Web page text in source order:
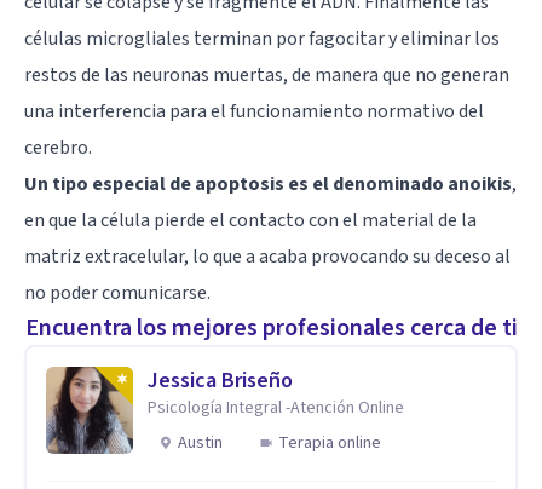
células microgliales terminan por fagocitar y eliminar los
restos de las neuronas muertas, de manera que no generan
una interferencia para el funcionamiento normativo del
cerebro.
Un tipo especial de apoptosis es el denominado anoikis,
en que la célula pierde el contacto con el material de la
matriz extracelular, lo que a acaba provocando su deceso al
no poder comunicarse.
Encuentra los mejores profesionales cerca de ti
Jessica Briseño
Psicología Integral -Atención Online
Austin
Terapia online